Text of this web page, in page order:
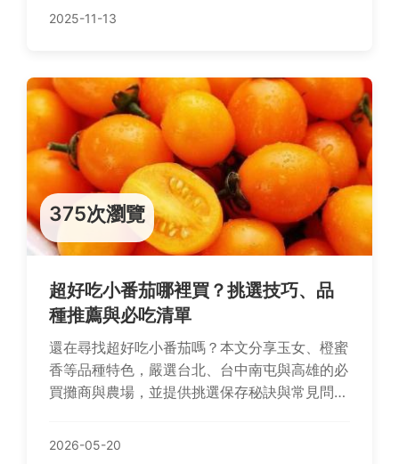
健康陷阱。內容基於營養學觀點，適合關注飲食
2025-11-13
375次瀏覽
超好吃小番茄哪裡買？挑選技巧、品
種推薦與必吃清單
還在尋找超好吃小番茄嗎？本文分享玉女、橙蜜
香等品種特色，嚴選台北、台中南屯與高雄的必
買攤商與農場，並提供挑選保存秘訣與常見問
2026-05-20